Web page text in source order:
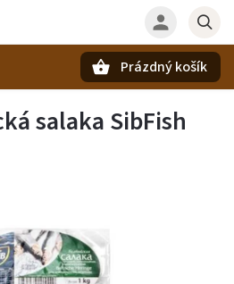
Prázdný košík
salaka SibFish